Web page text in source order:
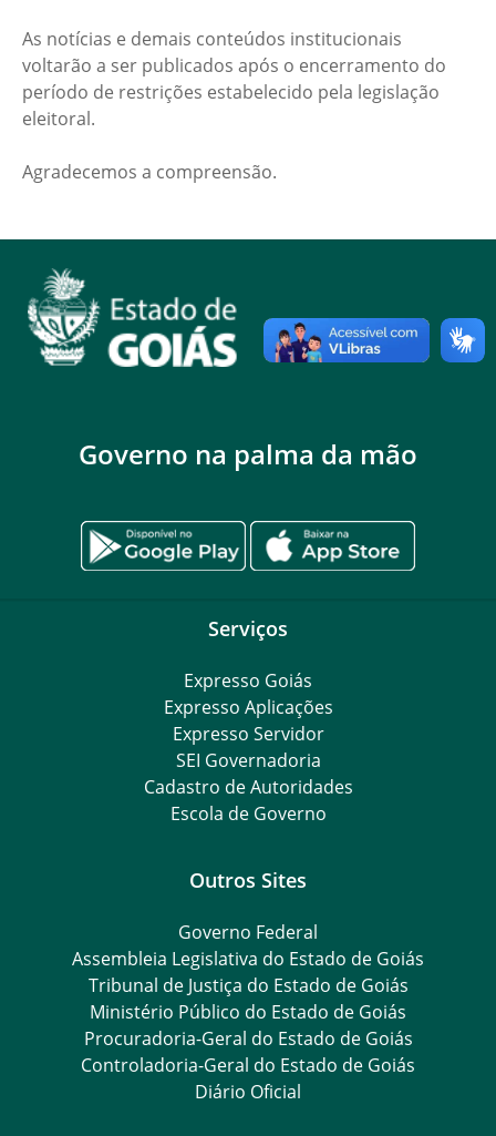
As notícias e demais conteúdos institucionais
voltarão a ser publicados após o encerramento do
período de restrições estabelecido pela legislação
eleitoral.
Agradecemos a compreensão.
Governo na palma da mão
Serviços
Expresso Goiás
Expresso Aplicações
Expresso Servidor
SEI Governadoria
Cadastro de Autoridades
Escola de Governo
Outros Sites
Governo Federal
Assembleia Legislativa do Estado de Goiás
Tribunal de Justiça do Estado de Goiás
Ministério Público do Estado de Goiás
Procuradoria-Geral do Estado de Goiás
Controladoria-Geral do Estado de Goiás
Diário Oficial